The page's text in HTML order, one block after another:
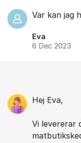
Var kan jag
Eva
6 Dec 2023
Hej Eva,
Vi levererar